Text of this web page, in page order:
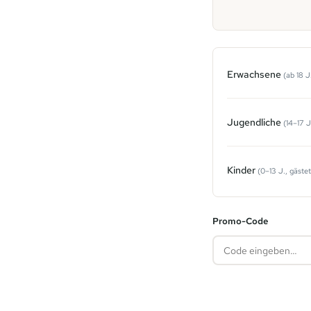
Erwachsene (ab 18
Jugendliche (14–17
Kinder (0–13 J.,
Promo-Code